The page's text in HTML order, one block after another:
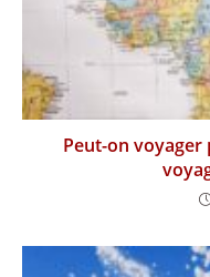
Peut-on voyager